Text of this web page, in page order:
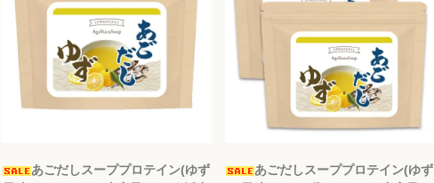
あごだしスーププロテイン(ゆず
あごだしスーププロテイン(ゆず